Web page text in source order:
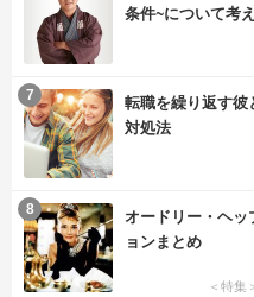
条件~について考
転職を繰り返す
対処法
7
オードリー・ヘ
ョンまとめ
＜特集
8